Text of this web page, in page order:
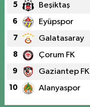
5 Beşiktaş
6 Eyüpspor
7 Galatasaray
8 Çorum FK
9 Gaziantep FK
10 Alanyaspor